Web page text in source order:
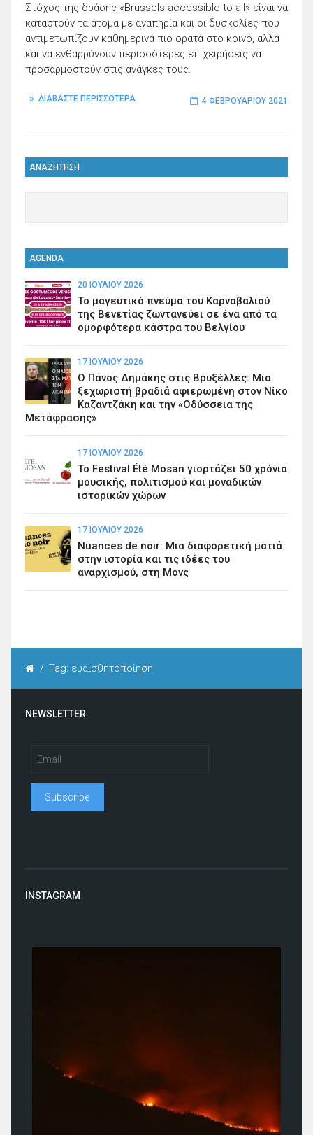
Στόχος της δράσης «Brussels accessible to all» είναι να
καταστούν τα άτομα με αναπηρία και οι δυσκολίες που
αντιμετωπίζουν καθημερινά πιο ορατά στο κοινό, αλλά
και να ενθαρρύνουν περισσότερες επιχειρήσεις να
προσαρμοστούν στις ανάγκες τους.
ΔΙΑΒΑΣΤΕ ΠΕΡΙΣΣΟΤΕΡΑ 4 ΦΕΒΡΟΥΑΡΊΟΥ 2021
ΑΝΑΖΗΤΗΣΗ
AGENDA
20 ΙΟΥΛΊΟΥ 2026
Το μαγευτικό πνεύμα του Καρναβαλιού
της Βενετίας ζωντανεύει σε ένα από τα
ομορφότερα κάστρα του Βελγίου
17 ΙΟΥΛΊΟΥ 2026
Ο Πάνος Δημάκης στις Βρυξέλλες: Μια
ξεχωριστή βραδιά αφιερωμένη στον Νίκο
Καζαντζάκη και την «Οδύσσεια της
Μετάφρασης»
17 ΙΟΥΛΊΟΥ 2026
Το Festival Été Mosan γιορτάζει 50 χρόνια
μουσικής, πολιτισμού και μοναδικών
ιστορικών χώρων
17 ΙΟΥΛΊΟΥ 2026
Nuances de noir: Μια διαφορετική ματιά
στην ιστορία και τις ιδέες του
αναρχισμού, στη Μονς
/ Tag: ευαισθητοποίηση
NEWSLETTER
INSTAGRAM